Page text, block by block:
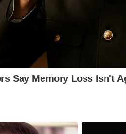
റിപ്പോർട്ടുകൾ അടുത്തിടെ
ആക്രമണങ്ങൾക്ക് മുന്നിൽ
കോട്ടകളിൽ കയറി
മറികടക്കാൻ
പ്രതിരോധ വിദഗ്ദ്ധർ
പാകിസ്ഥാന്റെ ഈ
നൽകുമെന്നുറപ്പാണ്.